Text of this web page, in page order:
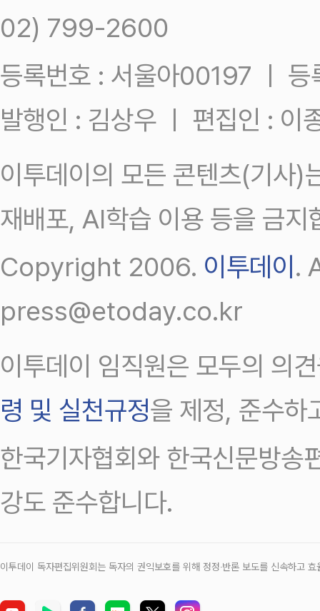
02) 799-2600
등록번호 : 서울아00197 ㅣ
발행인 : 김상우 ㅣ 편집인 : 이
이투데이의 모든 콘텐츠(기사)
재배포, AI학습 이용 등을 금지
Copyright 2006. 이투데이.
press@etoday.co.kr
이투데이 임직원은 모두의 의
령 및 실천규정을 제정, 준수하
한국기자협회와 한국신문방송
강도 준수합니다.
이투데이 독자편집위원회는 독자의 권익보호를 위해 정정‧반론 보도를 신속하고